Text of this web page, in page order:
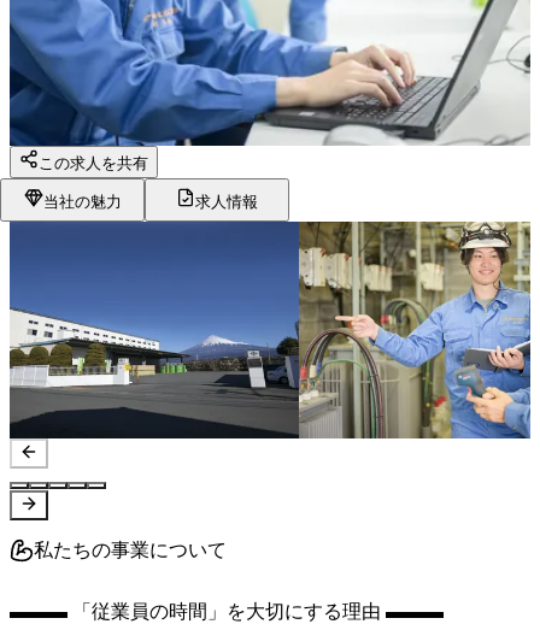
この求人を共有
当社の魅力 求人情報
私たちの事業について
▬▬▬ 「従業員の時間」を大切にする理由 ▬▬▬